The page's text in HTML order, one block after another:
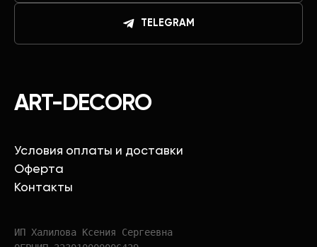
ART-DECORO
Условия оплаты и доставки
Оферта
Контакты
ИП Халилова Ксения Сергеевна
TELEGRAM